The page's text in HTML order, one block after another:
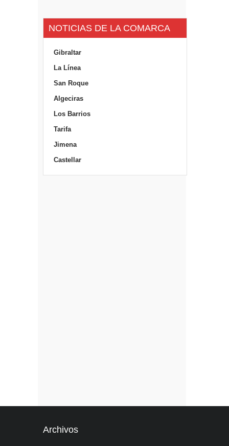
NOTICIAS DE LA COMARCA
Gibraltar
La Línea
San Roque
Algeciras
Los Barrios
Tarifa
Jimena
Castellar
Archivos